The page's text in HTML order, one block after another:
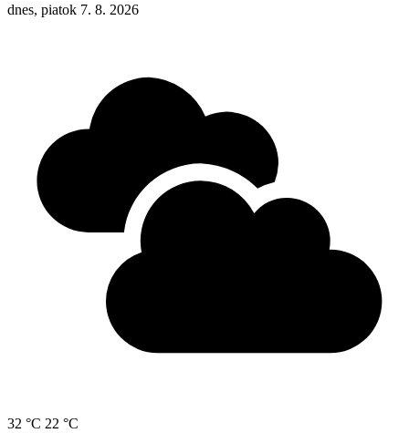
dnes, piatok 7. 8. 2026
32 °C 22 °C